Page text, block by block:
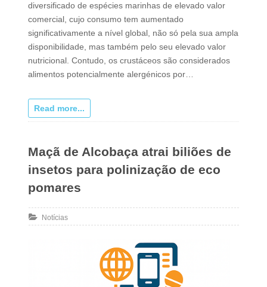
diversificado de espécies marinhas de elevado valor
comercial, cujo consumo tem aumentado
significativamente a nível global, não só pela sua ampla
disponibilidade, mas também pelo seu elevado valor
nutricional. Contudo, os crustáceos são considerados
alimentos potencialmente alergénicos por…
Read more...
Maçã de Alcobaça atrai biliões de
insetos para polinização de eco
pomares
Notícias